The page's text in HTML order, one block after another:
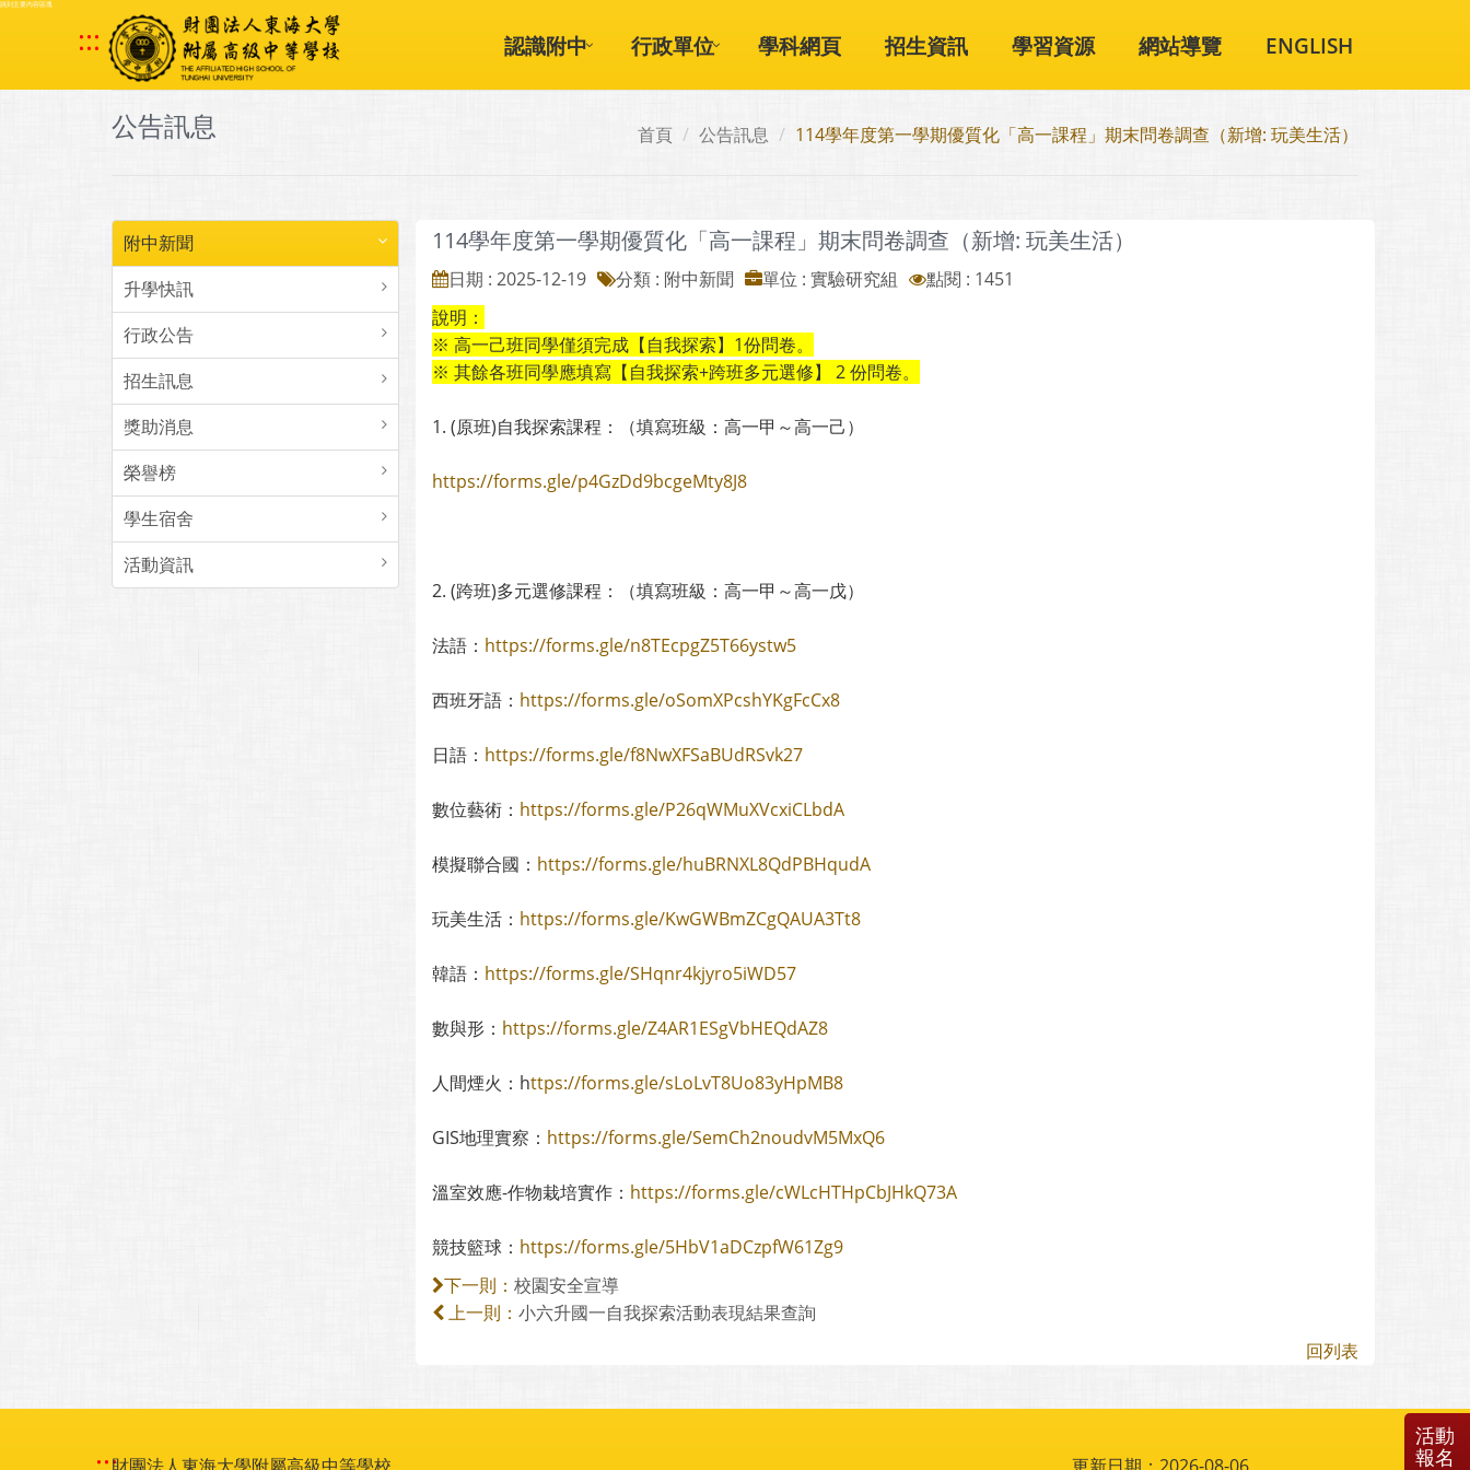
跳到主要內容區塊
::: 認識附中 行政單位 學科網頁 招生資訊 學習資源 網站導覽 ENGLISH
公告訊息 首頁 公告訊息 114學年度第一學期優質化「高一課程」期末問卷調查（新增: 玩美生活）
附中新聞
升學快訊
行政公告
招生訊息
獎助消息
榮譽榜
學生宿舍
活動資訊
114學年度第一學期優質化「高一課程」期末問卷調查（新增: 玩美生活）
日期 : 2025-12-19 分類 : 附中新聞 單位 : 實驗研究組
點閱 : 1451
說明：
※ 高一己班同學僅須完成【自我探索】1份問卷。
※ 其餘各班同學應填寫【自我探索+跨班多元選修】 2 份問卷。
1. (原班)自我探索課程：（填寫班級：高一甲～高一己）
https://forms.gle/p4GzDd9bcgeMty8J8
2. (跨班)多元選修課程：（填寫班級：高一甲～高一戊）
法語： https://forms.gle/n8TEcpgZ5T66ystw5
西班牙語： https://forms.gle/oSomXPcshYKgFcCx8
日語： https://forms.gle/f8NwXFSaBUdRSvk27
數位藝術： https://forms.gle/P26qWMuXVcxiCLbdA
模擬聯合國： https://forms.gle/huBRNXL8QdPBHqudA
玩美生活： https://forms.gle/KwGWBmZCgQAUA3Tt8
韓語： https://forms.gle/SHqnr4kjyro5iWD57
數與形： https://forms.gle/Z4AR1ESgVbHEQdAZ8
人間煙火：https://forms.gle/sLoLvT8Uo83yHpMB8
GIS地理實察： https://forms.gle/SemCh2noudvM5MxQ6
溫室效應-作物栽培實作： https://forms.gle/cWLcHTHpCbJHkQ73A
競技籃球： https://forms.gle/5HbV1aDCzpfW61Zg9
下一則： 校園安全宣導
上一則： 小六升國一自我探索活動表現結果查詢
回列表
活動
報名